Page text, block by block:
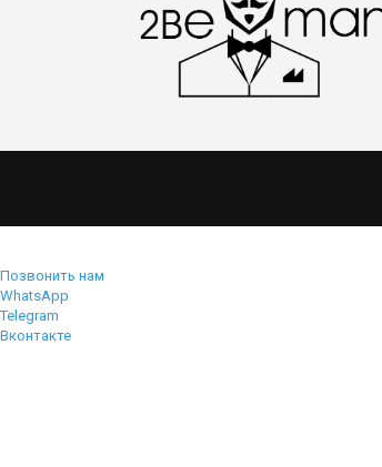
Позвонить нам
WhatsApp
Telegram
Вконтакте